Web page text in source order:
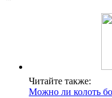
Читайте также:
Можно ли колоть